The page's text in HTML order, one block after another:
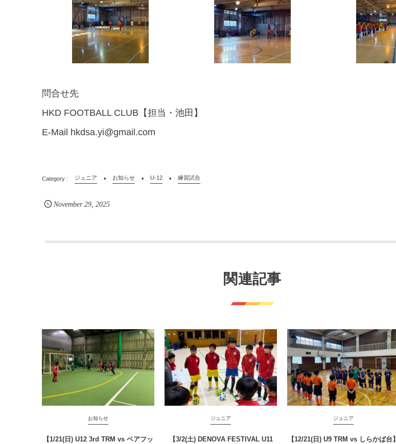
問合せ先
HKD FOOTBALL CLUB【担当・池田】
E-Mail hkdsa.yi@gmail.com
ジュニア お知らせ U-12 練習試合
November 29,2025
関連記事
お知らせ
【1/21(日) U12 3rd TRM vs ベアフッ
ジュニア
【3/2(土) DENOVA FESTIVAL U11
ジュニア
【12/21(日) U9 TRM vs しらかば台】